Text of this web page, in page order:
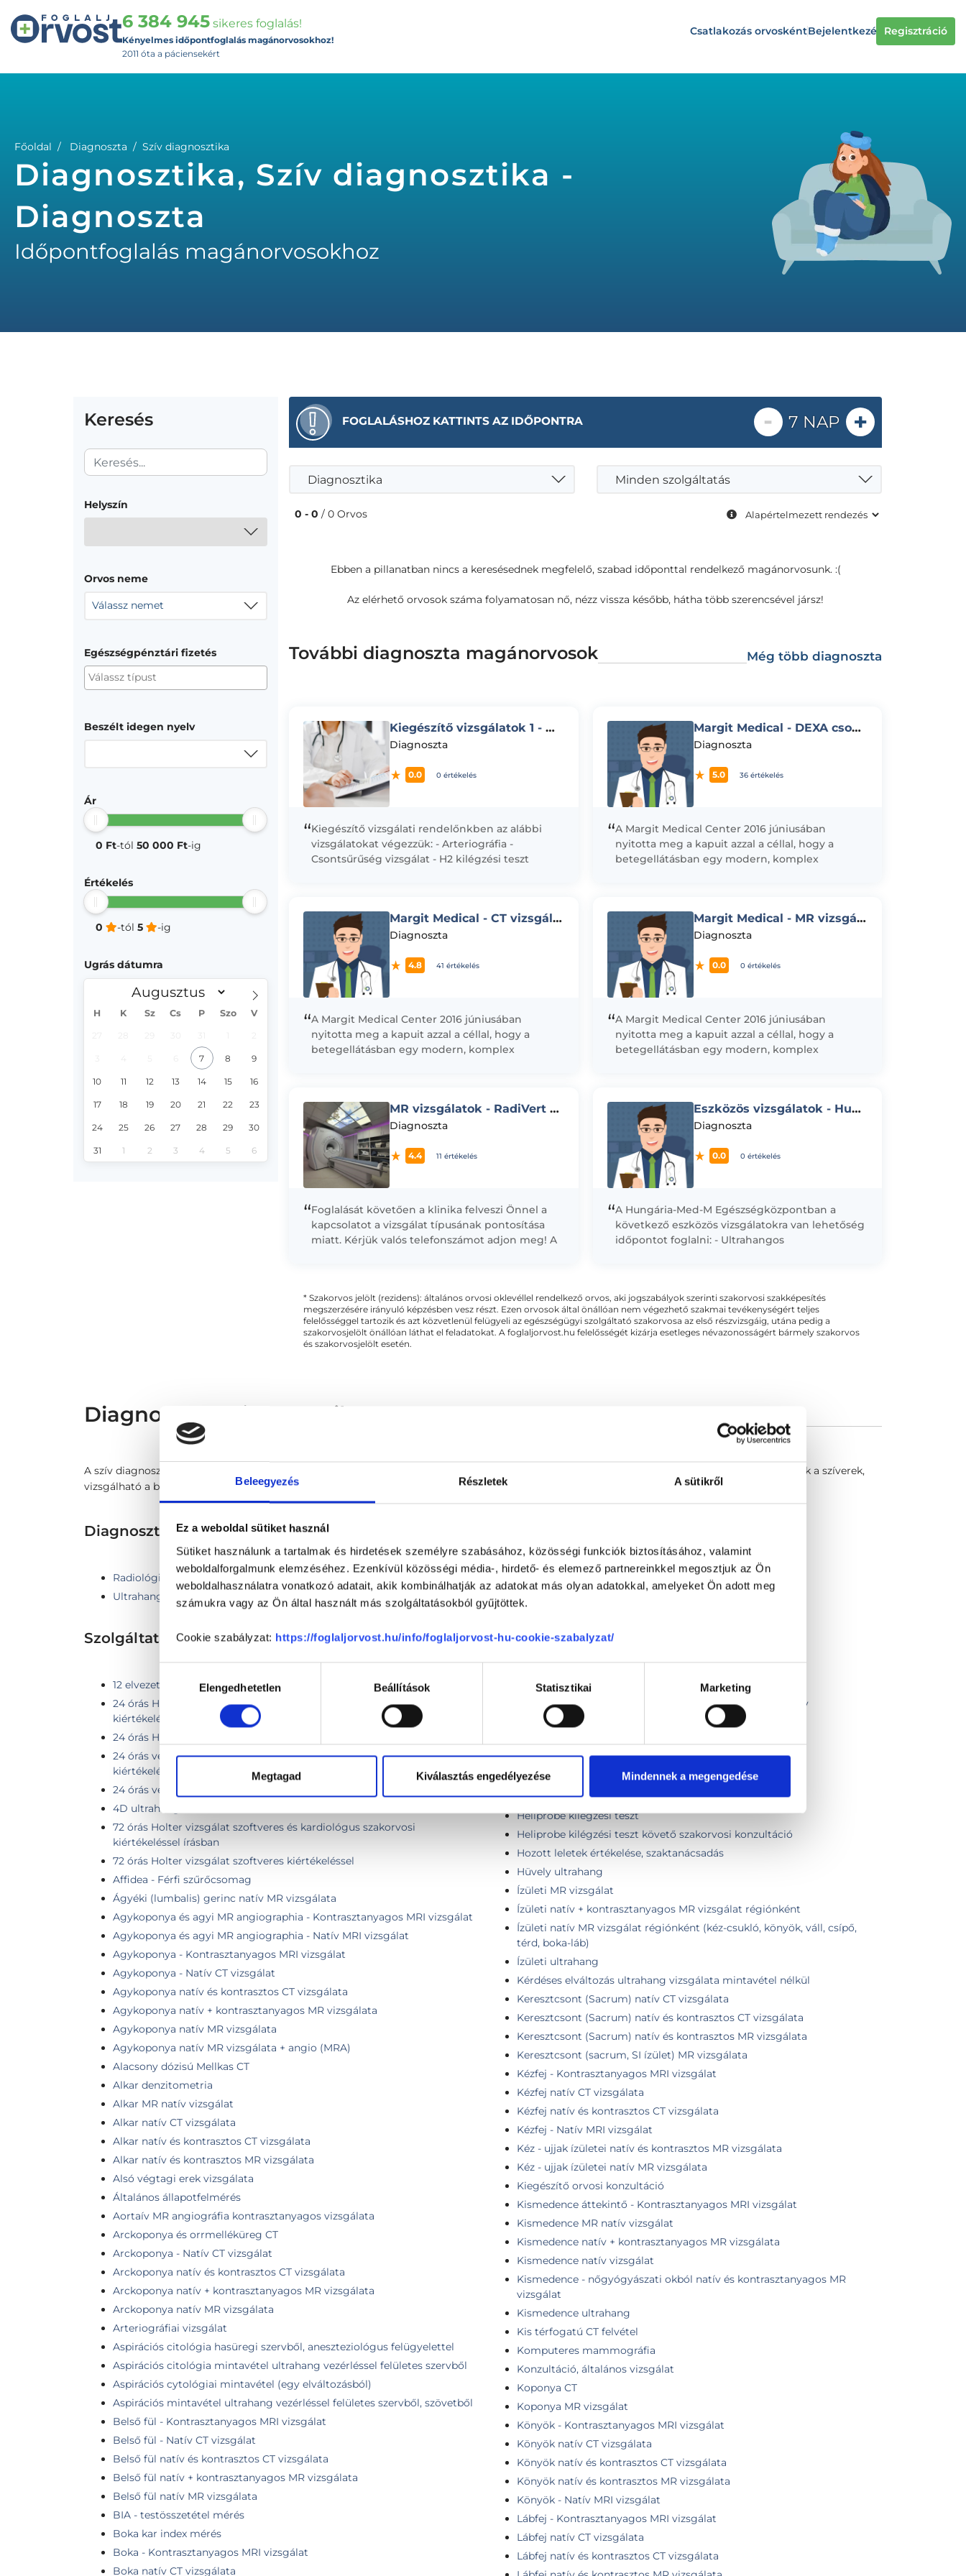
Beleegyezés Részletek A sütikről
Ez a weboldal sütiket használ
Sütiket használunk a tartalmak és hirdetések személyre szabásához, közösségi funkciók biztosításához, valamint
weboldalforgalmunk elemzéséhez. Ezenkívül közösségi média-, hirdető- és elemező partnereinkkel megosztjuk az Ön
weboldalhasználatra vonatkozó adatait, akik kombinálhatják az adatokat más olyan adatokkal, amelyeket Ön adott meg
számukra vagy az Ön által használt más szolgáltatásokból gyűjtöttek.
Cookie szabályzat: https://foglaljorvost.hu/info/foglaljorvost-hu-cookie-szabalyzat/
kiválasztásaElengedhetetlen Beállítások Statisztikai Marketing
Megtagad Kiválasztás engedélyezése Mindennek a megengedése
6 384 945 sikeres foglalás!
Kényelmes időpontfoglalás magánorvosokhoz!
2011 óta a páciensekért
Csatlakozás orvoskéntBejelentkezés Regisztráció
Főoldal Diagnoszta Szív diagnosztika
Diagnosztika, Szív diagnosztika -
Diagnoszta
Időpontfoglalás magánorvosokhoz
Keresés
Helyszín
Orvos neme
Válassz nemet
Egészségpénztári fizetés
Beszélt idegen nyelv
Ár
0 Ft-tól 50 000 Ft-ig
Értékelés
0 -tól 5 -ig
Ugrás dátumra
H K Sz Cs P Szo V
7 8 9
10 11 12 13 14 15 16
17 18 19 20 21 22 23
24 25 26 27 28 29 30
31 1 2 3 4 5 6
FOGLALÁSHOZ KATTINTS AZ IDŐPONTRA - 7 NAP +
Diagnosztika Minden szolgáltatás
0 - 0 / 0 Orvos
Ebben a pillanatban nincs a keresésednek megfelelő, szabad időponttal rendelkező magánorvosunk. :(
Az elérhető orvosok száma folyamatosan nő, nézz vissza később, hátha több szerencsével jársz!
További diagnoszta magánorvosok Még több diagnoszta
Kiegészítő vizsgálatok 1 - Doktor24 CityZen
Diagnoszta
0.0 0 értékelés
“Kiegészítő vizsgálati rendelőnkben az alábbi
vizsgálatokat végezzük: - Arteriográfia -
Csontsűrűség vizsgálat - H2 kilégzési teszt
Margit Medical - DEXA csontsűrűségmérés vizsgálat
Diagnoszta
5.0 36 értékelés
“A Margit Medical Center 2016 júniusában
nyitotta meg a kapuit azzal a céllal, hogy a
betegellátásban egy modern, komplex
Margit Medical - CT vizsgálat
Diagnoszta
4.8 41 értékelés
“A Margit Medical Center 2016 júniusában
nyitotta meg a kapuit azzal a céllal, hogy a
betegellátásban egy modern, komplex
Margit Medical - MR vizsgálat
Diagnoszta
0.0 0 értékelés
“A Margit Medical Center 2016 júniusában
nyitotta meg a kapuit azzal a céllal, hogy a
betegellátásban egy modern, komplex
MR vizsgálatok - RadiVert Diagnostic
Diagnoszta
4.4 11 értékelés
“Foglalását követően a klinika felveszi Önnel a
kapcsolatot a vizsgálat típusának pontosítása
miatt. Kérjük valós telefonszámot adjon meg! A
Eszközös vizsgálatok - Hungária Med-M
Diagnoszta
0.0 0 értékelés
“A Hungária-Med-M Egészségközpontban a
következő eszközös vizsgálatokra van lehetőség
időpontot foglalni: - Ultrahangos
* Szakorvos jelölt (rezidens): általános orvosi oklevéllel rendelkező orvos, aki jogszabályok szerinti szakorvosi szakképesítés
megszerzésére irányuló képzésben vesz részt. Ezen orvosok által önállóan nem végezhető szakmai tevékenységért teljes
felelősséggel tartozik és azt közvetlenül felügyeli az egészségügyi szolgáltató szakorvosa az első részvizsgáig, utána pedig a
szakorvosjelölt önállóan láthat el feladatokat. A foglaljorvost.hu felelősségét kizárja esetleges névazonosságért bármely szakorvos
és szakorvosjelölt esetén.
Diagnoszta - Diagnosztika
A szív diagnosztika ultrahanggal történik, ez az EKG és a laborvizsgálatok mellett a legfontosabb kardiológiai vizsgálómódszer. Láthatóvá válnak a szíverek,
vizsgálható a billentyűk működése, a szívüregek mérete, hogy van-e tumor vagy vérrög esetleg a szívben.
Diagnosztika TERÜLETHEZ KAPCSOLÓDÓ SZAKTERÜLETEK
Radiológia
Ultrahang
Szolgáltatások
12 elvezetéses nyugalmi EKG vizsgálat
24 órás Holter vizsgálat szoftveres és kardiológus szakorvosi
kiértékeléssel írásban
24 órás Holter vizsgálat szoftveres kiértékeléssel
24 órás vérnyomásmérés szoftveres és kardiológus szakorvosi
kiértékeléssel írásban (ABPM)
24 órás vérnyomásmérés szoftveres kiértékeléssel (ABPM)
4D ultrahang
72 órás Holter vizsgálat szoftveres és kardiológus szakorvosi
kiértékeléssel írásban
72 órás Holter vizsgálat szoftveres kiértékeléssel
Affidea - Férfi szűrőcsomag
Ágyéki (lumbalis) gerinc natív MR vizsgálata
Agykoponya és agyi MR angiographia - Kontrasztanyagos MRI vizsgálat
Agykoponya és agyi MR angiographia - Natív MRI vizsgálat
Agykoponya - Kontrasztanyagos MRI vizsgálat
Agykoponya - Natív CT vizsgálat
Agykoponya natív és kontrasztos CT vizsgálata
Agykoponya natív + kontrasztanyagos MR vizsgálata
Agykoponya natív MR vizsgálata
Agykoponya natív MR vizsgálata + angio (MRA)
Alacsony dózisú Mellkas CT
Alkar denzitometria
Alkar MR natív vizsgálat
Alkar natív CT vizsgálata
Alkar natív és kontrasztos CT vizsgálata
Alkar natív és kontrasztos MR vizsgálata
Alsó végtagi erek vizsgálata
Általános állapotfelmérés
Aortaív MR angiográfia kontrasztanyagos vizsgálata
Arckoponya és orrmelléküreg CT
Arckoponya - Natív CT vizsgálat
Arckoponya natív és kontrasztos CT vizsgálata
Arckoponya natív + kontrasztanyagos MR vizsgálata
Arckoponya natív MR vizsgálata
Arteriográfiai vizsgálat
Aspirációs citológia hasüregi szervből, aneszteziológus felügyelettel
Aspirációs citológia mintavétel ultrahang vezérléssel felületes szervből
Aspirációs cytológiai mintavétel (egy elváltozásból)
Aspirációs mintavétel ultrahang vezérléssel felületes szervből, szövetből
Belső fül - Kontrasztanyagos MRI vizsgálat
Belső fül - Natív CT vizsgálat
Belső fül natív és kontrasztos CT vizsgálata
Belső fül natív + kontrasztanyagos MR vizsgálata
Belső fül natív MR vizsgálata
BIA - testösszetétel mérés
Boka kar index mérés
Boka - Kontrasztanyagos MRI vizsgálat
Boka natív CT vizsgálata
Hasi MR
Hasi MR vizsgálat és kolangiopankretográfia (MRCP) natív
Has MR angiográfia kontrasztanyagos
Has- natív- áttekintő vizsgálat
Has natív + kontrasztanyagos MR vizsgálata
Háti (thoracalis) gerinc natív MR vizsgálata
Helicobacter kilégzési teszt
Heliprobe kilégzési teszt
Heliprobe kilégzési teszt követő szakorvosi konzultáció
Hozott leletek értékelése, szaktanácsadás
Hüvely ultrahang
Ízületi MR vizsgálat
Ízületi natív + kontrasztanyagos MR vizsgálat régiónként
Ízületi natív MR vizsgálat régiónként (kéz-csukló, könyök, váll, csípő,
térd, boka-láb)
Ízületi ultrahang
Kérdéses elváltozás ultrahang vizsgálata mintavétel nélkül
Keresztcsont (Sacrum) natív CT vizsgálata
Keresztcsont (Sacrum) natív és kontrasztos CT vizsgálata
Keresztcsont (Sacrum) natív és kontrasztos MR vizsgálata
Keresztcsont (sacrum, SI ízület) MR vizsgálata
Kézfej - Kontrasztanyagos MRI vizsgálat
Kézfej natív CT vizsgálata
Kézfej natív és kontrasztos CT vizsgálata
Kézfej - Natív MRI vizsgálat
Kéz - ujjak ízületei natív és kontrasztos MR vizsgálata
Kéz - ujjak ízületei natív MR vizsgálata
Kiegészítő orvosi konzultáció
Kismedence áttekintő - Kontrasztanyagos MRI vizsgálat
Kismedence MR natív vizsgálat
Kismedence natív + kontrasztanyagos MR vizsgálata
Kismedence natív vizsgálat
Kismedence - nőgyógyászati okból natív és kontrasztanyagos MR
vizsgálat
Kismedence ultrahang
Kis térfogatú CT felvétel
Komputeres mammográfia
Konzultáció, általános vizsgálat
Koponya CT
Koponya MR vizsgálat
Könyök - Kontrasztanyagos MRI vizsgálat
Könyök natív CT vizsgálata
Könyök natív és kontrasztos CT vizsgálata
Könyök natív és kontrasztos MR vizsgálata
Könyök - Natív MRI vizsgálat
Lábfej - Kontrasztanyagos MRI vizsgálat
Lábfej natív CT vizsgálata
Lábfej natív és kontrasztos CT vizsgálata